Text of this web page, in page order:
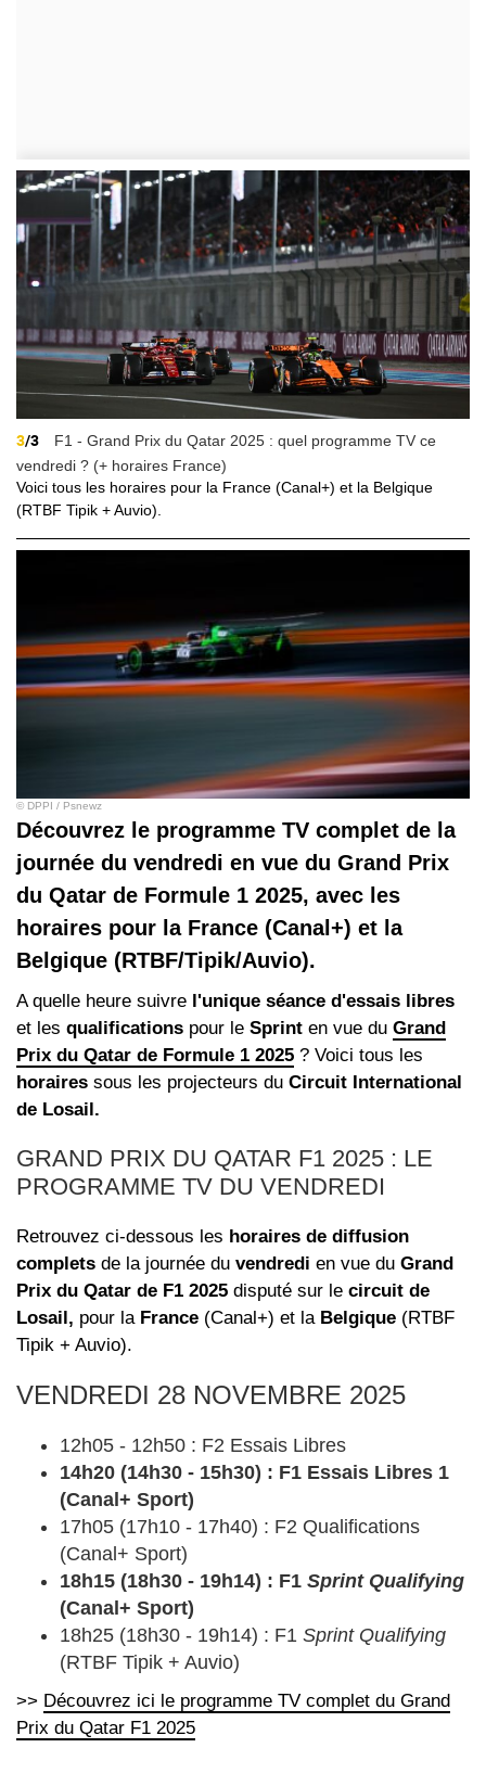
3/3
F1 - Grand Prix du Qatar 2025 : quel programme TV ce
vendredi ? (+ horaires France)
Voici tous les horaires pour la France (Canal+) et la Belgique
(RTBF Tipik + Auvio).
© DPPI / Psnewz
Découvrez le programme TV complet de la
journée du vendredi en vue du Grand Prix
du Qatar de Formule 1 2025, avec les
horaires pour la France (Canal+) et la
Belgique (RTBF/Tipik/Auvio).
A quelle heure suivre l'unique séance d'essais libres
et les qualifications pour le Sprint en vue du Grand
Prix du Qatar de Formule 1 2025 ? Voici tous les
horaires sous les projecteurs du Circuit International
de Losail.
GRAND PRIX DU QATAR F1 2025 : LE
PROGRAMME TV DU VENDREDI
Retrouvez ci-dessous les horaires de diffusion
complets de la journée du vendredi en vue du Grand
Prix du Qatar de F1 2025 disputé sur le circuit de
Losail, pour la France (Canal+) et la Belgique (RTBF
Tipik + Auvio).
VENDREDI 28 NOVEMBRE 2025
12h05 - 12h50 : F2 Essais Libres
14h20 (14h30 - 15h30) : F1 Essais Libres 1
(Canal+ Sport)
17h05 (17h10 - 17h40) : F2 Qualifications
(Canal+ Sport)
18h15 (18h30 - 19h14) : F1 Sprint Qualifying
(Canal+ Sport)
18h25 (18h30 - 19h14) : F1 Sprint Qualifying
(RTBF Tipik + Auvio)
>> Découvrez ici le programme TV complet du Grand
Prix du Qatar F1 2025